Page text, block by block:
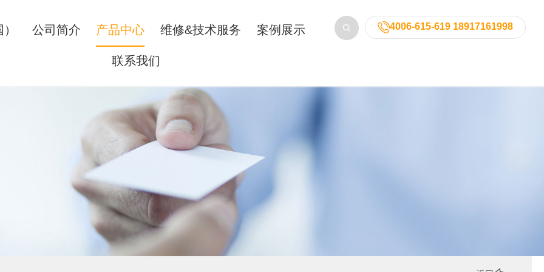
4006-615-619 18917161998
公司简介 产品中心 维修&技术服务 案例展示
联系我们